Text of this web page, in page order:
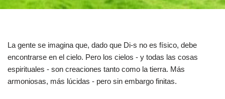
La gente se imagina que, dado que Di-s no es físico, debe
encontrarse en el cielo. Pero los cielos - y todas las cosas
espirituales - son creaciones tanto como la tierra. Más
armoniosas, más lúcidas - pero sin embargo finitas.